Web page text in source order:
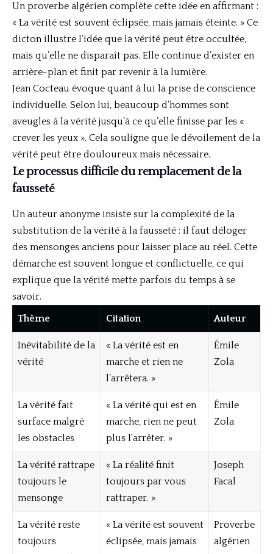
Un proverbe algérien complète cette idée en affirmant :
« La vérité est souvent éclipsée, mais jamais éteinte. » Ce
dicton illustre l’idée que la vérité peut être occultée,
mais qu’elle ne disparaît pas. Elle continue d’exister en
arrière-plan et finit par revenir à la lumière.
Jean Cocteau évoque quant à lui la prise de conscience
individuelle. Selon lui, beaucoup d’hommes sont
aveugles à la vérité jusqu’à ce qu’elle finisse par les «
crever les yeux ». Cela souligne que le dévoilement de la
vérité peut être douloureux mais nécessaire.
Le processus difficile du remplacement de la
fausseté
Un auteur anonyme insiste sur la complexité de la
substitution de la vérité à la fausseté : il faut déloger
des mensonges anciens pour laisser place au réel. Cette
démarche est souvent longue et conflictuelle, ce qui
explique que la vérité mette parfois du temps à se
savoir.
Thème
Citation Auteur
Inévitabilité de la
vérité
« La vérité est en
marche et rien ne
l’arrêtera. »
Émile
Zola
La vérité fait
surface malgré
les obstacles
« La vérité qui est en
marche, rien ne peut
plus l’arrêter. »
Émile
Zola
La vérité rattrape
toujours le
mensonge
« La réalité finit
toujours par vous
rattraper. »
Joseph
Facal
La vérité reste
toujours
« La vérité est souvent
éclipsée, mais jamais
Proverbe
algérien